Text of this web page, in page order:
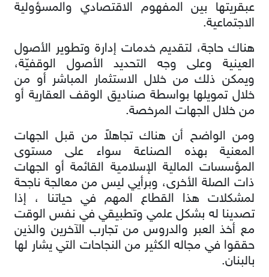
عبقريتها بين المفهوم الاقتصادي والمسؤولية
الاجتماعية.
هناك حاجة، لتقديم خدمات إدارة وتطوير الأصول
العينية وعلى وجه التحديد الأصول الوقفيّة،
ويمكن ذلك من خلال الاستثمار المباشر أو من
خلال تمويلها بواسطة صناديق الوقف العقارية أو
من خلال الجهات المرخصة.
ومن الواضح أن هناك تجاهلاً من قبل الجهات
المعنية بهذه الصناعة سواء على مستوى
المؤسسات المالية الإسلامية القائمة أو الجهات
ذات الصلة الأخرى، وبرأيي ليس من معالجة ناجحة
لمشكلات هذا القطاع المهم في حياتنا ، إذا
تصدينا له بشكل علمي وتطبيقي في نفس الوقت
مع أخذ العبر والدروس من تجارب الآخرين والذين
حققوا في مجاله الكثير من النجاحات التي يشار لها
بالبنان.